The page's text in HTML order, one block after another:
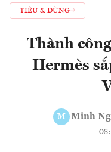
TIÊU & DÙNG
Thành
Hermès
M Minh